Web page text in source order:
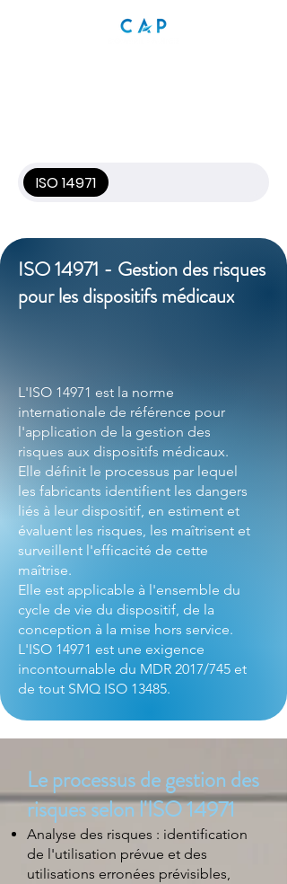
ISO 14971
ISO 14971 - Gestion des risques
pour les dispositifs médicaux
L'ISO 14971 est la norme
internationale de référence pour
l'application de la gestion des
risques aux dispositifs médicaux.
Elle définit le processus par lequel
les fabricants identifient les dangers
liés à leur dispositif, en estiment et
évaluent les risques, les maîtrisent et
surveillent l'efficacité de cette
maîtrise.
Elle est applicable à l'ensemble du
cycle de vie du dispositif, de la
conception à la mise hors service.
L'ISO 14971 est une exigence
incontournable du MDR 2017/745 et
de tout SMQ ISO 13485.
Le processus de gestion des
risques selon l'ISO 14971
Analyse des risques : identification
de l'utilisation prévue et des
utilisations erronées prévisibles,